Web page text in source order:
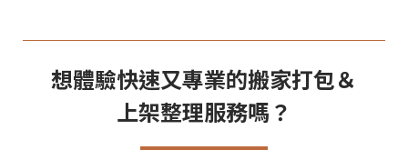
想體驗快速又專業的搬家打包＆
上架整理服務嗎？